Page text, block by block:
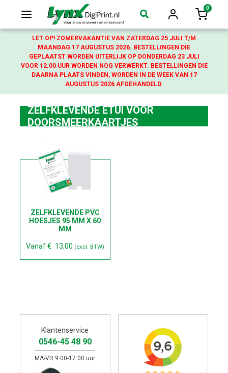
Login
0
LET OP! ZOMERVAKANTIE VAN ZATERDAG 25 JULI T/M
MAANDAG 17 AUGUSTUS 2026. BESTELLINGEN DIE
GEPLAATST WORDEN UITERLIJK OP DONDERDAG 23 JULI
VOOR 12.00 UUR WORDEN NOG VERWERKT. BESTELLINGEN DIE
DAARNA PLAATS VINDEN, WORDEN IN DE WEEK VAN 17
AUGUSTUS 2026 AFGEHANDELD.
ZELFKLEVENDE ETUI VOOR
DOORSMEERKAARTJES
ZELFKLEVENDE PVC
HOESJES 95 MM X 60
MM
Vanaf€ 13,00 (excl. BTW)
Klantenservice
0546-45 48 90
MA-VR 9:00-17:00 uur